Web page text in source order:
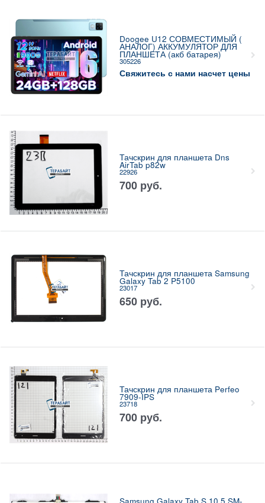
Doogee U12 СОВМЕСТИМЫЙ (
АНАЛОГ) АККУМУЛЯТОР ДЛЯ
ПЛАНШЕТА (акб батарея)
305226
Свяжитесь с нами насчет цены
Тачскрин для планшета Dns
AirTab p82w
22926
700 руб.
Тачскрин для планшета Samsung
Galaxy Tab 2 P5100
23017
650 руб.
Тачскрин для планшета Perfeo
7909-IPS
23718
700 руб.